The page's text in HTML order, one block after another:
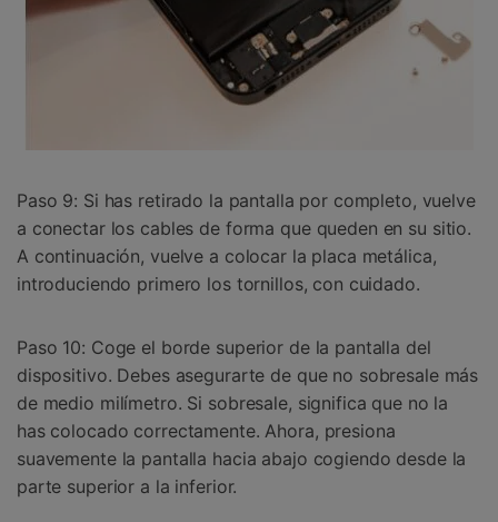
Paso 9: Si has retirado la pantalla por completo, vuelve
a conectar los cables de forma que queden en su sitio.
A continuación, vuelve a colocar la placa metálica,
introduciendo primero los tornillos, con cuidado.
Paso 10: Coge el borde superior de la pantalla del
dispositivo. Debes asegurarte de que no sobresale más
de medio milímetro. Si sobresale, significa que no la
has colocado correctamente. Ahora, presiona
suavemente la pantalla hacia abajo cogiendo desde la
parte superior a la inferior.